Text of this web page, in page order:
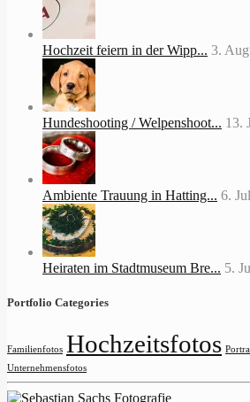
Hochzeit feiern in der Wipp... 3.
Hundeshooting / Welpenshoot... 13.
Ambiente Trauung in Hatting... 6.
Heiraten im Stadtmuseum Bre... 5.
Portfolio Categories
Familienfotos Hochzeitsfotos
Unternehmensfotos